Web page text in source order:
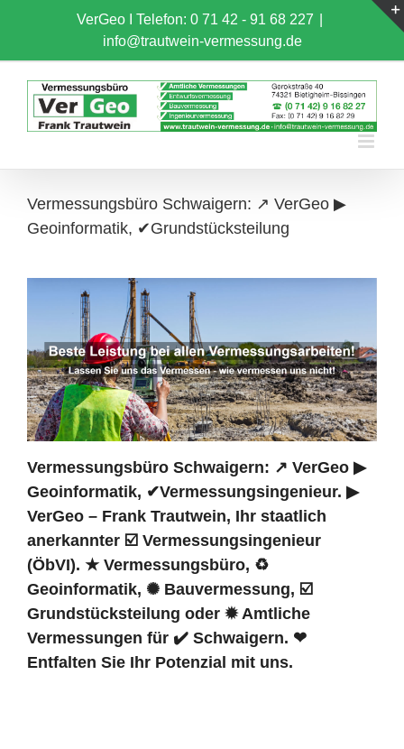
content
VerGeo I Telefon: 0 71 42 - 91 68 227
info@trautwein-vermessung.de
Vermessungsbüro Schwaigern: ↗️ VerGeo ▶︎
Geoinformatik, ✔Grundstücksteilung
Vermessungsbüro Schwaigern: ↗️ VerGeo ▶︎
Geoinformatik, ✔Vermessungsingenieur. ▶︎
VerGeo – Frank Trautwein, Ihr staatlich
anerkannter ☑️ Vermessungsingenieur
(ÖbVI). ★ Vermessungsbüro, ♻
Geoinformatik, ✺ Bauvermessung, ☑️
Grundstücksteilung oder ✹ Amtliche
Vermessungen für ✔️ Schwaigern. ❤
Entfalten Sie Ihr Potenzial mit uns.